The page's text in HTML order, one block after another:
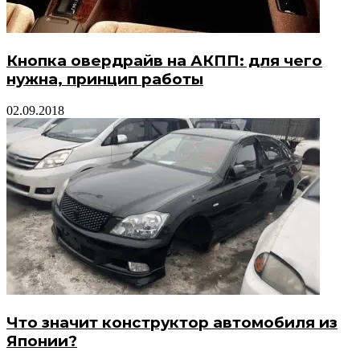
Кнопка овердрайв на АКПП: для чего
нужна, принцип работы
02.09.2018
Что значит конструктор автомобиля из
Японии?